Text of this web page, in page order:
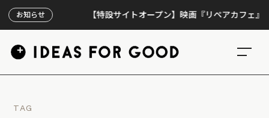
お知らせ 【特設サイトオープン】映画『リペアカフェ』、上
TAG